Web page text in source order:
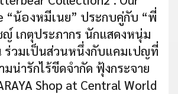
“น้องหมีเนย” ประกบคู่กับ “พี่
เกตุประภากร นักแสดงหนุ่ม
วมเป็นส่วนหนึ่งกับแคมเปญที่
มน่ารักไร้ขีดจำกัด ฟุ้งกระจาย
Shop at Central World